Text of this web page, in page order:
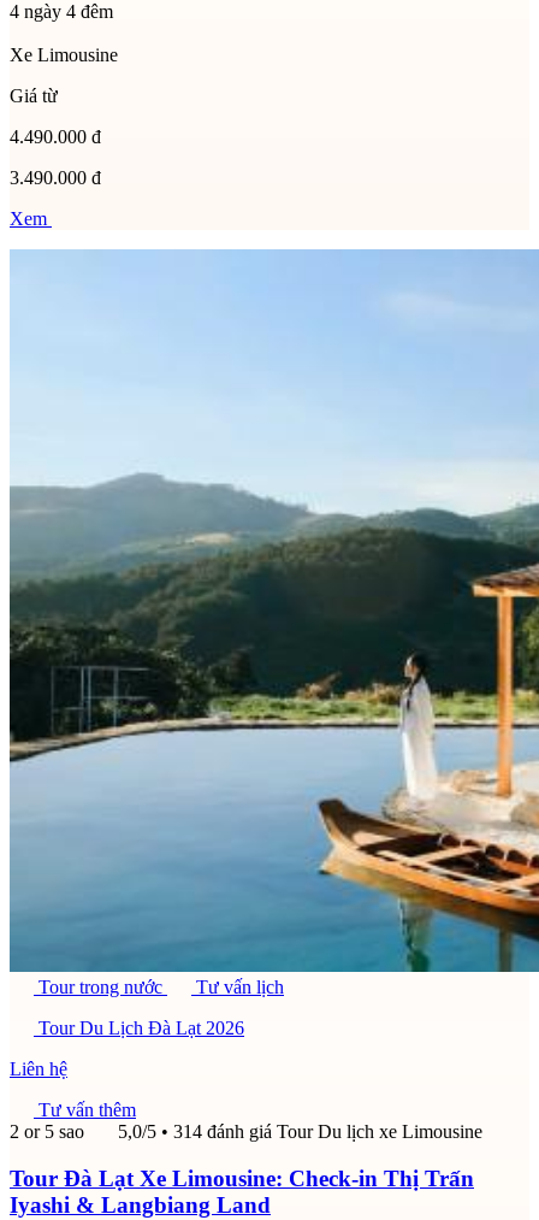
4 ngày 4 đêm
Xe Limousine
Giá từ
4.490.000 đ
3.490.000 đ
Xem
Tour trong nước
Tư vấn lịch
Tour Du Lịch Đà Lạt 2026
Liên hệ
Tư vấn thêm
2 or 5 sao
5,0/5 • 314 đánh giá Tour Du lịch xe Limousine
Tour Đà Lạt Xe Limousine: Check-in Thị Trấn
Iyashi & Langbiang Land